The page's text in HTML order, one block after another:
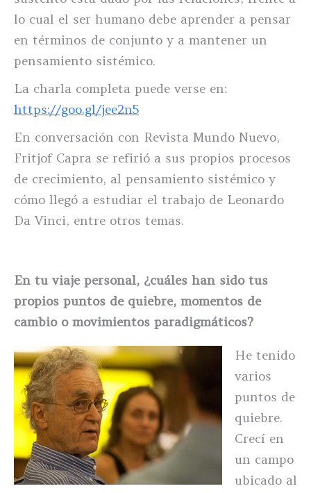
lo cual el ser humano debe aprender a pensar
en términos de conjunto y a mantener un
pensamiento sistémico.
La charla completa puede verse en:
https://goo.gl/jee2n5
En conversación con Revista Mundo Nuevo,
Fritjof Capra se refirió a sus propios procesos
de crecimiento, al pensamiento sistémico y
cómo llegó a estudiar el trabajo de Leonardo
Da Vinci, entre otros temas.
En tu viaje personal, ¿cuáles han sido tus
propios puntos de quiebre, momentos de
cambio o movimientos paradigmáticos?
He tenido
varios
puntos de
quiebre.
Crecí en
un campo
ubicado al